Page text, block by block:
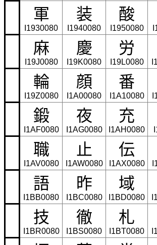
軍
I1930080
装
I1940080
酸
I1950080
麻
I19J0080
慶
I19K0080
労
I19L0080
輪
I19Z0080
顔
I1A00080
番
I1A10080
鍛
I1AF0080
夜
I1AG0080
充
I1AH0080
職
I1AV0080
止
I1AW0080
伝
I1AX0080
語
I1BB0080
昨
I1BC0080
域
I1BD0080
技
I1BR0080
徹
I1BS0080
札
I1BT0080